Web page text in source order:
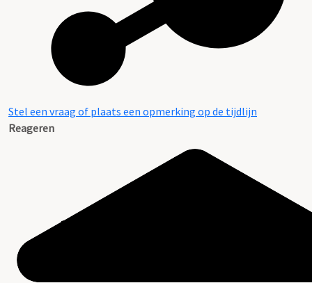
Stel een vraag of plaats een opmerking op de tijdlijn
Reageren